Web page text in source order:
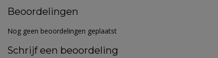
Beoordelingen
Nog geen beoordelingen geplaatst
Schrijf een beoordeling